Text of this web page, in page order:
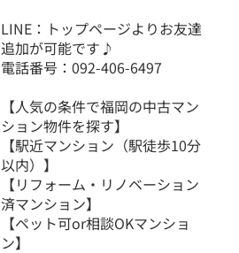
LINE：トップページよりお友達
追加が可能です♪
電話番号：092-406-6497
【人気の条件で福岡の中古マン
ション物件を探す】
【駅近マンション（駅徒歩10分
以内）】
【リフォーム・リノベーション
済マンション】
【ペット可or相談OKマンショ
ン】